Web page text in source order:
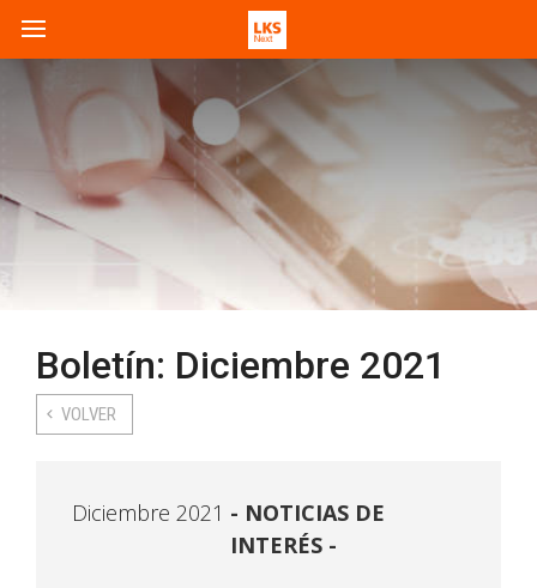
Boletín: Diciembre 2021
VOLVER
Diciembre 2021
NOTICIAS DE
INTERÉS -